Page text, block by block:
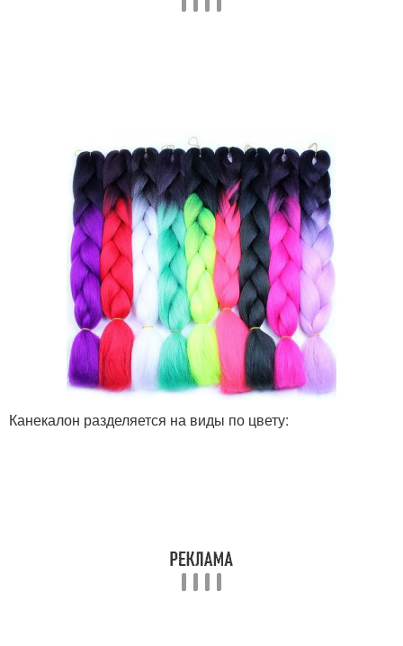
Канекалон разделяется на виды по цвету: